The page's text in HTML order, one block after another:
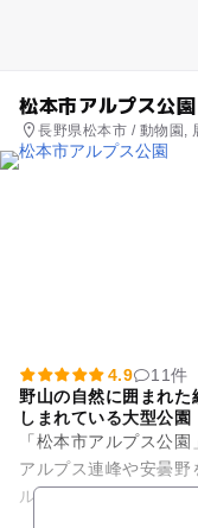
松本市アルプス公園
長野県松本市 / 動物園,
4.9
11件
野山の自然に囲まれ
しまれている大型公園
「松本市アルプス公
アルプス連峰や安曇
ル、標高約800メート
自然を生かした都市